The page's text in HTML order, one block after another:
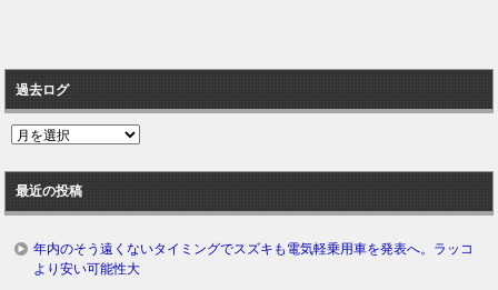
過去ログ
過
ロ
グ
最近の投稿
年内のそう遠くないタイミングでスズキも電気軽乗用車を発表へ。ラッコ
より安い可能性大